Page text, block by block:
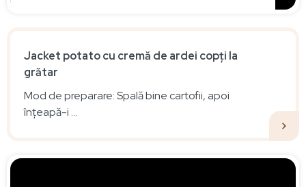
Jacket potato cu cremă de ardei copți la
grătar
Mod de preparare: Spală bine cartofii, apoi
înțeapă-i ...